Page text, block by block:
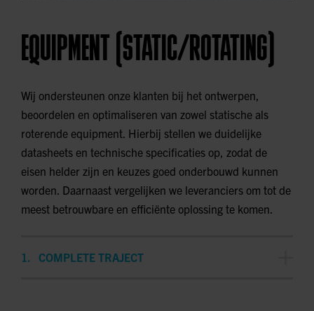
EQUIPMENT (STATIC/ROTATING)
Wij ondersteunen onze klanten bij het ontwerpen,
beoordelen en optimaliseren van zowel statische als
roterende equipment. Hierbij stellen we duidelijke
datasheets en technische specificaties op, zodat de
eisen helder zijn en keuzes goed onderbouwd kunnen
worden. Daarnaast vergelijken we leveranciers om tot de
meest betrouwbare en efficiënte oplossing te komen.
COMPLETE TRAJECT